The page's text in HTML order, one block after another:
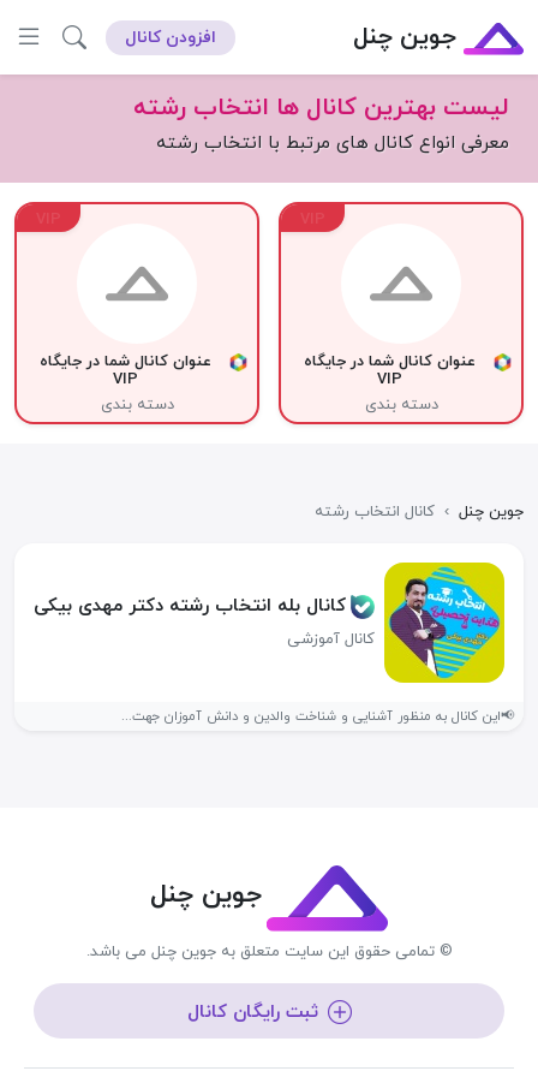
جوین چنل افزودن کانال
لیست بهترین کانال ها انتخاب رشته
معرفی انواع کانال های مرتبط با انتخاب رشته
عنوان کانال شما در جایگاه
VIP
دسته بندی
عنوان کانال شما در جایگاه
VIP
دسته بندی
جوین چنل › کانال انتخاب رشته
کانال بله انتخاب رشته دکتر مهدی بیکی
کانال آموزشی
📢این کانال به منظور آشنایی و شناخت والدین و دانش آموزان جهت...
جوین چنل
© تمامی حقوق این سایت متعلق به جوین چنل می باشد.
ثبت رایگان کانال